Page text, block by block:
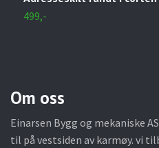
Om oss
Einarsen Bygg og mekaniske
til på vestsiden av karmøy. vi
499,-